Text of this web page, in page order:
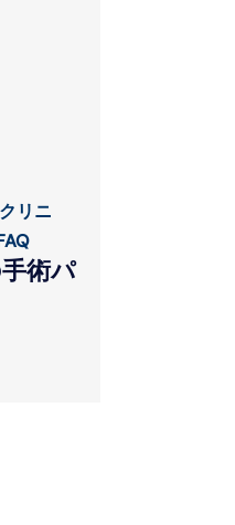
リニ
術パ